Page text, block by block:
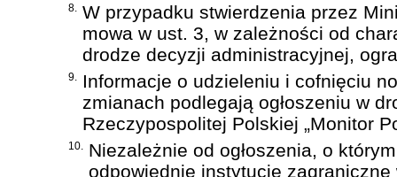
8.
W przypadku stwierdzenia przez
mowa w ust. 3, w zależności od
drodze decyzji administracyjnej,
9.
Informacje o udzieleniu i cofnięciu
zmianach podlegają ogłoszeniu w
Rzeczypospolitej Polskiej „Monitor
10.
Niezależnie od ogłoszenia, o
odpowiednie instytucje